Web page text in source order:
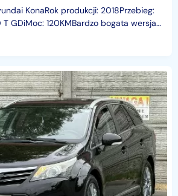
KonaRok produkcji: 2018Przebieg:
T GDiMoc: 120KMBardzo bogata wersja
jak nowy.System Bez-kluczyk